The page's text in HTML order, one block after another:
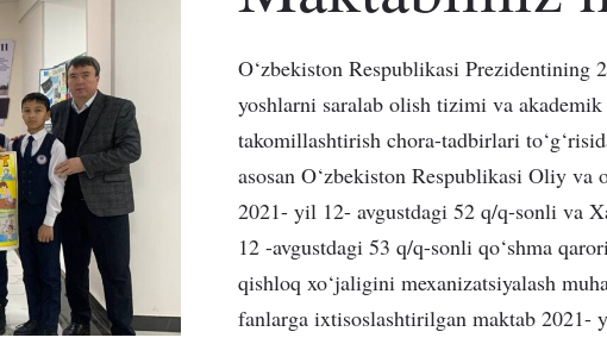
O‘zbekiston Respublikasi
yoshlarni saralab olish tizimi va
takomillashtirish chora-tadbirlari
asosan O‘zbekiston Respublikasi Oliy va
2021- yil 12- avgustdagi 52 q/q-sonli va
12 -avgustdagi 53 q/q-sonli qo‘shma
qishloq xo‘jaligini mexanizatsiyalash
fanlarga ixtisoslashtirilgan maktab 2021-